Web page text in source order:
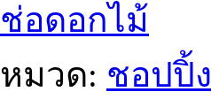
ช่อดอกไม้
หมวด: ชอปปิ้ง